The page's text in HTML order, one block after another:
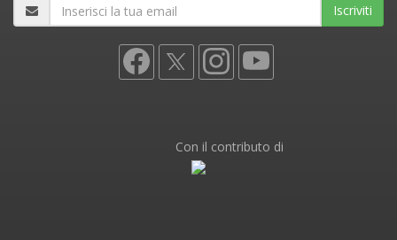
Iscriviti
Con il contributo di